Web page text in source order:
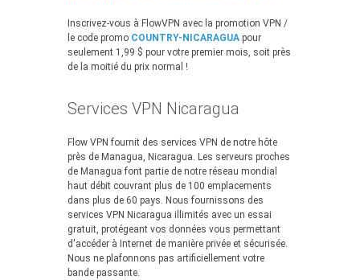
Inscrivez-vous à FlowVPN avec la promotion VPN /
le code promo COUNTRY-NICARAGUA pour
seulement 1,99 $ pour votre premier mois, soit près
de la moitié du prix normal !
Services VPN Nicaragua
Flow VPN fournit des services VPN de notre hôte
près de Managua, Nicaragua. Les serveurs proches
de Managua font partie de notre réseau mondial
haut débit couvrant plus de 100 emplacements
dans plus de 60 pays. Nous fournissons des
services VPN Nicaragua illimités avec un essai
gratuit, protégeant vos données vous permettant
d'accéder à Internet de manière privée et sécurisée.
Nous ne plafonnons pas artificiellement votre
bande passante.